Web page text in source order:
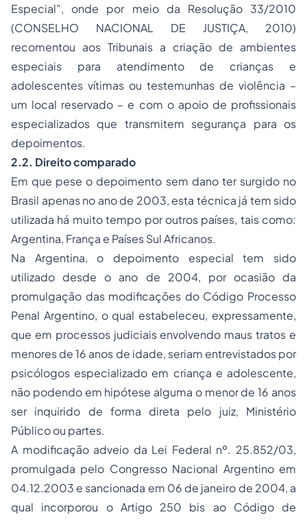
Especial”, onde por meio da Resolução 33/2010
(CONSELHO NACIONAL DE JUSTIÇA, 2010)
recomentou aos Tribunais a criação de ambientes
especiais para atendimento de crianças e
adolescentes vítimas ou testemunhas de violência –
um local reservado – e com o apoio de profissionais
especializados que transmitem segurança para os
depoimentos.
2.2. Direito comparado
Em que pese o depoimento sem dano ter surgido no
Brasil apenas no ano de 2003, esta técnica já tem sido
utilizada há muito tempo por outros países, tais como:
Argentina, França e Países Sul Africanos.
Na Argentina, o depoimento especial tem sido
utilizado desde o ano de 2004, por ocasião da
promulgação das modificações do Código Processo
Penal Argentino, o qual estabeleceu, expressamente,
que em processos judiciais envolvendo maus tratos e
menores de 16 anos de idade, seriam entrevistados por
psicólogos especializado em criança e adolescente,
não podendo em hipótese alguma o menor de 16 anos
ser inquirido de forma direta pelo juiz, Ministério
Público ou partes.
A modificação adveio da Lei Federal nº. 25.852/03,
promulgada pelo Congresso Nacional Argentino em
04.12.2003 e sancionada em 06 de janeiro de 2004, a
qual incorporou o Artigo 250 bis ao Código de